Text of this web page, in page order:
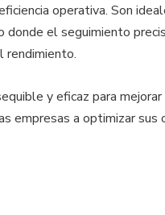
operativa. Son
el seguimiento
rendimiento.
y eficaz para
empresas a optimizar sus